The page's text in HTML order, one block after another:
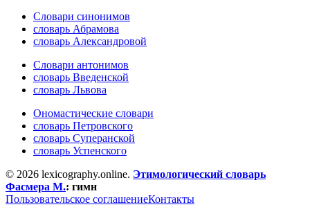
Словари синонимов
словарь Абрамова
словарь Александровой
Словари антонимов
словарь Введенской
словарь Львова
Ономастические словари
словарь Петровского
словарь Суперанской
словарь Успенского
© 2026 lexicography.online. Этимологический словарь
Фасмера М.: гимн
Пользовательское соглашениеКонтакты